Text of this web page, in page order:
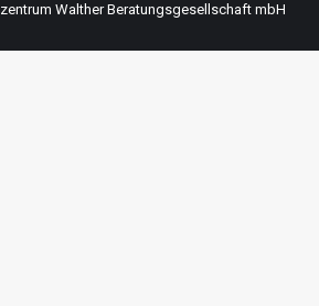
Walther Beratungsgesellschaft mbH